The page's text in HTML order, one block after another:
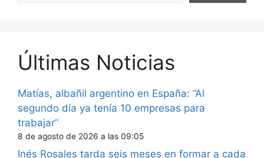
Últimas Noticias
Matías, albañil argentino en España: “Al
segundo día ya tenía 10 empresas para
trabajar”
8 de agosto de 2026 a las 09:05
Inés Rosales tarda seis meses en formar a cada